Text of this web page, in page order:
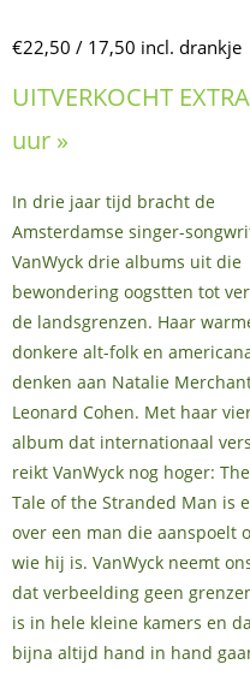
€22,50 / 17,50 incl. drankje
UITVERKOCHT
uur »
In drie jaar tijd bracht de
Amsterdamse singer-
VanWyck drie albums uit die
bewondering oogstten tot
de landsgrenzen. Haar
donkere alt-folk en
denken aan Natalie
Leonard Cohen. Met haar
album dat internationaal
reikt VanWyck nog hoger:
Tale of the Stranded Man is
over een man die aanspoelt
wie hij is. VanWyck neemt
dat verbeelding geen
is in hele kleine kamers en
bijna altijd hand in hand